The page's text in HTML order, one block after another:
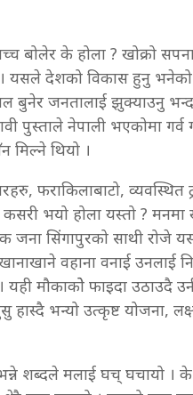
बोलेर के होला ? खोक्रो
यसले देशको विकास हुनु
बुनेर जनतालाई झुक्याउनु
पुस्ताले नेपाली भएकोमा गर्व
मिल्ने थियो ।
फराकिलाबाटो,
भयो होला यस्तो ?
जना सिंगापुरको साथी रोजे
वहाना वनाई उनलाई
मौकाकोे फाइदा उठाउदै
भन्यो उत्कृष्ट योजना,
शब्दले मलाई घच् घचायो । के